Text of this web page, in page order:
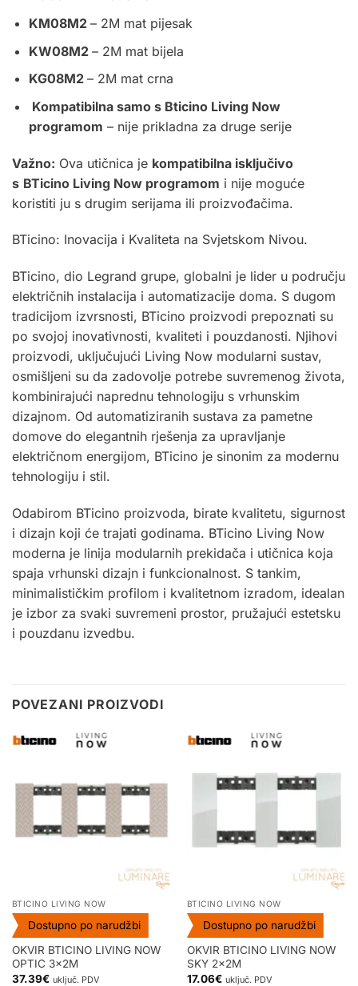
KM08M2 – 2M mat pijesak
KW08M2 – 2M mat bijela
KG08M2 – 2M mat crna
Kompatibilna samo s Bticino Living Now
programom – nije prikladna za druge serije
Važno: Ova utičnica je kompatibilna isključivo
s BTicino Living Now programom i nije moguće
koristiti ju s drugim serijama ili proizvođačima.
BTicino: Inovacija i Kvaliteta na Svjetskom Nivou.
BTicino, dio Legrand grupe, globalni je lider u području
električnih instalacija i automatizacije doma. S dugom
tradicijom izvrsnosti, BTicino proizvodi prepoznati su
po svojoj inovativnosti, kvaliteti i pouzdanosti. Njihovi
proizvodi, uključujući Living Now modularni sustav,
osmišljeni su da zadovolje potrebe suvremenog života,
kombinirajući naprednu tehnologiju s vrhunskim
dizajnom. Od automatiziranih sustava za pametne
domove do elegantnih rješenja za upravljanje
električnom energijom, BTicino je sinonim za modernu
tehnologiju i stil.
Odabirom BTicino proizvoda, birate kvalitetu, sigurnost
i dizajn koji će trajati godinama. BTicino Living Now
moderna je linija modularnih prekidača i utičnica koja
spaja vrhunski dizajn i funkcionalnost. S tankim,
minimalističkim profilom i kvalitetnom izradom, idealan
je izbor za svaki suvremeni prostor, pružajući estetsku
i pouzdanu izvedbu.
POVEZANI PROIZVODI
BTICINO LIVING NOW
Dostupno po narudžbi
OKVIR BTICINO LIVING NOW
OPTIC 3x2M
37.39€ uključ. PDV
BTICINO LIVING NOW
Dostupno po narudžbi
OKVIR BTICINO LIVING NOW
SKY 2x2M
17.06€ uključ. PDV